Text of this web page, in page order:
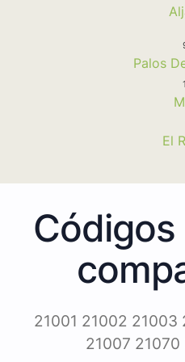
Palos
El
21001 21002
21007 21070